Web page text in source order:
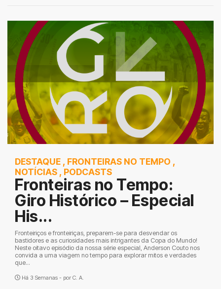
DESTAQUE , FRONTEIRAS NO TEMPO ,
NOTÍCIAS , PODCASTS
Fronteiras no Tempo:
Giro Histórico – Especial
His...
Fronteiriços e fronteiriças, preparem-se para desvendar os
bastidores e as curiosidades mais intrigantes da Copa do Mundo!
Neste oitavo episódio da nossa série especial, Anderson Couto nos
convida a uma viagem no tempo para explorar mitos e verdades
que...
Há 3 Semanas - por C. A.